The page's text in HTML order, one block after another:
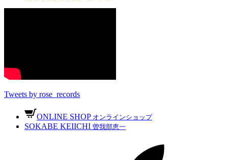
Tweets by rose_records
ONLINE SHOP オンラインショップ
SOKABE KEIICHI 曽我部恵一